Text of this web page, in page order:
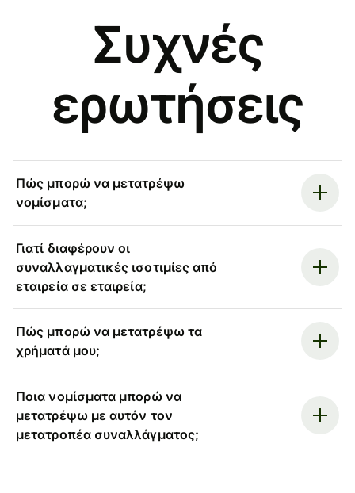
Συχνές
ερωτήσεις
Πώς μπορώ να μετατρέψω
νομίσματα;
Γιατί διαφέρουν οι
συναλλαγματικές ισοτιμίες από
εταιρεία σε εταιρεία;
Πώς μπορώ να μετατρέψω τα
χρήματά μου;
Ποια νομίσματα μπορώ να
μετατρέψω με αυτόν τον
μετατροπέα συναλλάγματος;